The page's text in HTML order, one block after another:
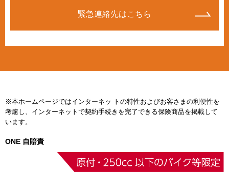
緊急連絡先はこちら
※本ホームページではインターネッ トの特性およびお客さまの利便性を
考慮し、インターネットで契約手続きを完了できる保険商品を掲載して
います。
ONE 自賠責